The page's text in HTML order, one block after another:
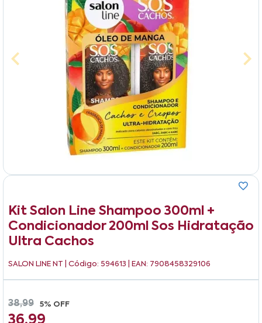
Kit Salon Line Shampoo 300ml +
Condicionador 200ml Sos Hidratação
Ultra Cachos
SALON LINE NT | Código: 594613 | EAN: 7908458329106
38,99 5% OFF
36,99